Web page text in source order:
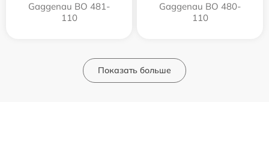
Gaggenau BO 481-
110
Gaggenau BO 480-
110
Показать больше